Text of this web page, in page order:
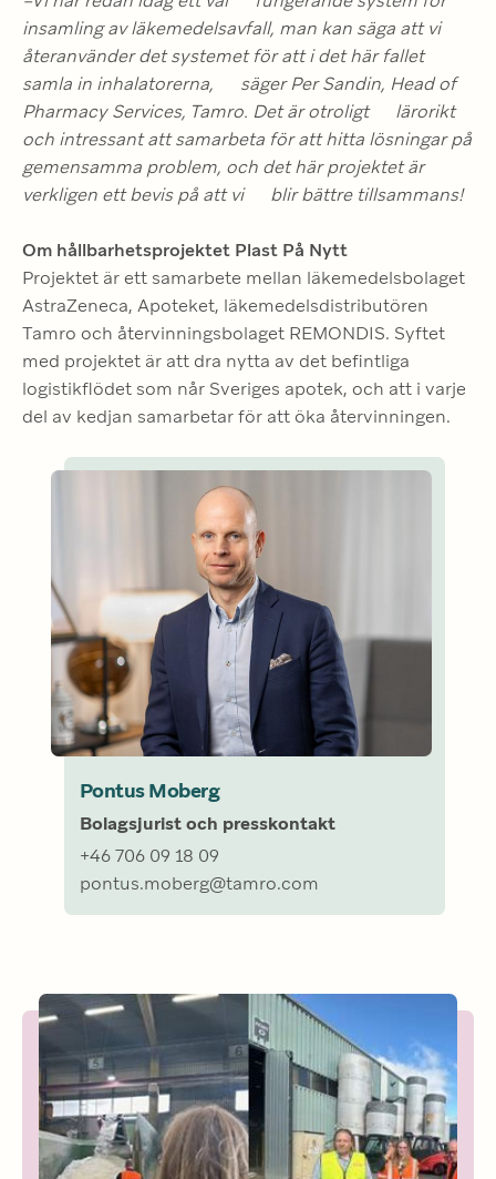
insamling av läkemedelsavfall, man kan säga att vi
återanvänder det systemet för att i det här fallet
samla in inhalatorerna,      säger Per Sandin, Head of
Pharmacy Services, Tamro. Det är otroligt      lärorikt
och intressant att samarbeta för att hitta lösningar på
gemensamma problem, och det här projektet är
verkligen ett bevis på att vi      blir bättre tillsammans!
Om hållbarhetsprojektet Plast På Nytt
Projektet är ett samarbete mellan läkemedelsbolaget
AstraZeneca, Apoteket, läkemedelsdistributören
Tamro och återvinningsbolaget REMONDIS. Syftet
med projektet är att dra nytta av det befintliga
logistikflödet som når Sveriges apotek, och att i varje
del av kedjan samarbetar för att öka återvinningen.
Pontus Moberg
Bolagsjurist och presskontakt
+46 706 09 18 09
pontus.moberg@tamro.com